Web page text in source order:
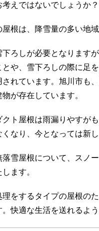
えではないでしょうか？
根は、降雪量の多い地
下ろしが必要となります
や、雪下ろしの際に足
されています。旭川市も
が存在しています。
クト屋根は雨漏りやすが
なり、今となっては新
落雪屋根について、スノ
ます。
理をするタイプの屋根の
快適な生活を送れるよ